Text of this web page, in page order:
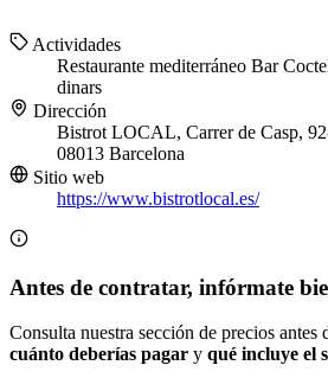
Actividades
Restaurante mediterráneo Bar
dinars
Dirección
Bistrot LOCAL, Carrer de Casp,
08013 Barcelona
Sitio web
https://www.bistrotlocal.es/
Antes de contratar, infórmate
Consulta nuestra sección de precios antes
cuánto deberías pagar y qué incluye el